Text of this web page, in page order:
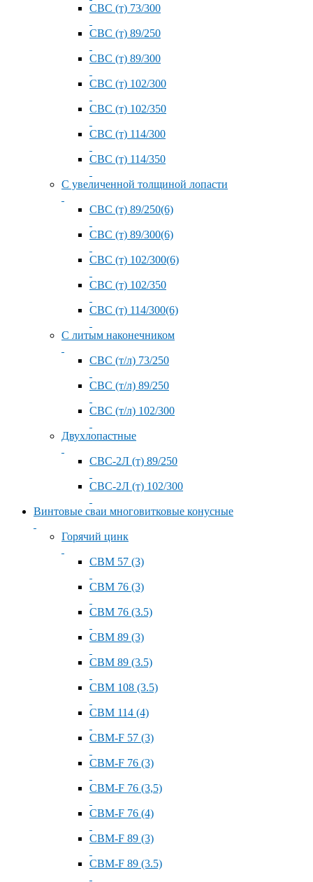
СВС (т) 73/300
СВС (т) 89/250
СВС (т) 89/300
СВС (т) 102/300
СВС (т) 102/350
СВС (т) 114/300
СВС (т) 114/350
С увеличенной толщиной лопасти
СВС (т) 89/250(6)
СВС (т) 89/300(6)
СВС (т) 102/300(6)
СВС (т) 102/350
СВС (т) 114/300(6)
С литым наконечником
СВС (т/л) 73/250
СВС (т/л) 89/250
СВС (т/л) 102/300
Двухлопастные
СВС-2Л (т) 89/250
СВС-2Л (т) 102/300
Винтовые сваи многовитковые конусные
Горячий цинк
СВМ 57 (3)
СВМ 76 (3)
СВМ 76 (3.5)
СВМ 89 (3)
СВМ 89 (3.5)
СВМ 108 (3.5)
СВМ 114 (4)
СВМ-F 57 (3)
СВМ-F 76 (3)
СВМ-F 76 (3,5)
СВМ-F 76 (4)
СВМ-F 89 (3)
СВМ-F 89 (3.5)